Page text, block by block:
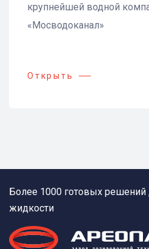
крупнейшей водной
«Мосводоканал»
Открыть
Более 1000 готовых решений
жидкости